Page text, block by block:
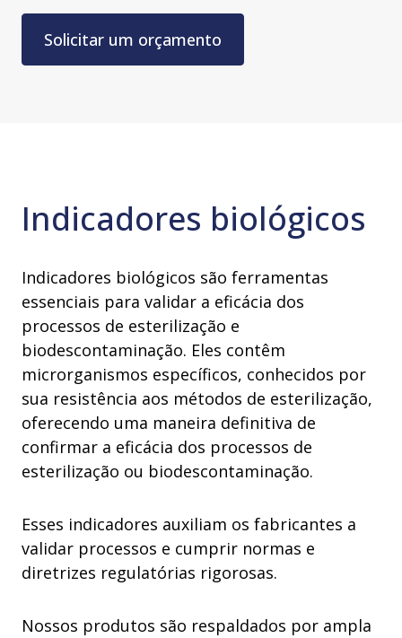
Solicitar um orçamento
Indicadores biológicos
Indicadores biológicos são ferramentas
essenciais para validar a eficácia dos
processos de esterilização e
biodescontaminação. Eles contêm
microrganismos específicos, conhecidos por
sua resistência aos métodos de esterilização,
oferecendo uma maneira definitiva de
confirmar a eficácia dos processos de
esterilização ou biodescontaminação.
Esses indicadores auxiliam os fabricantes a
validar processos e cumprir normas e
diretrizes regulatórias rigorosas.
Nossos produtos são respaldados por ampla